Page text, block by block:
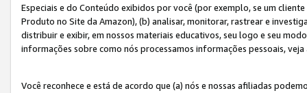
Especiais e do Conteúdo exibidos por você (por exemplo, se um
Produto no Site da Amazon), (b) analisar, monitorar, rastrear e
distribuir e exibir, em nossos materiais educativos, seu logo e seu
informações sobre como nós processamos informações pessoais,
Você reconhece e está de acordo que (a) nós e nossas afiliadas